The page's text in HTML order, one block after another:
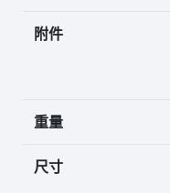
附件
重量
尺寸